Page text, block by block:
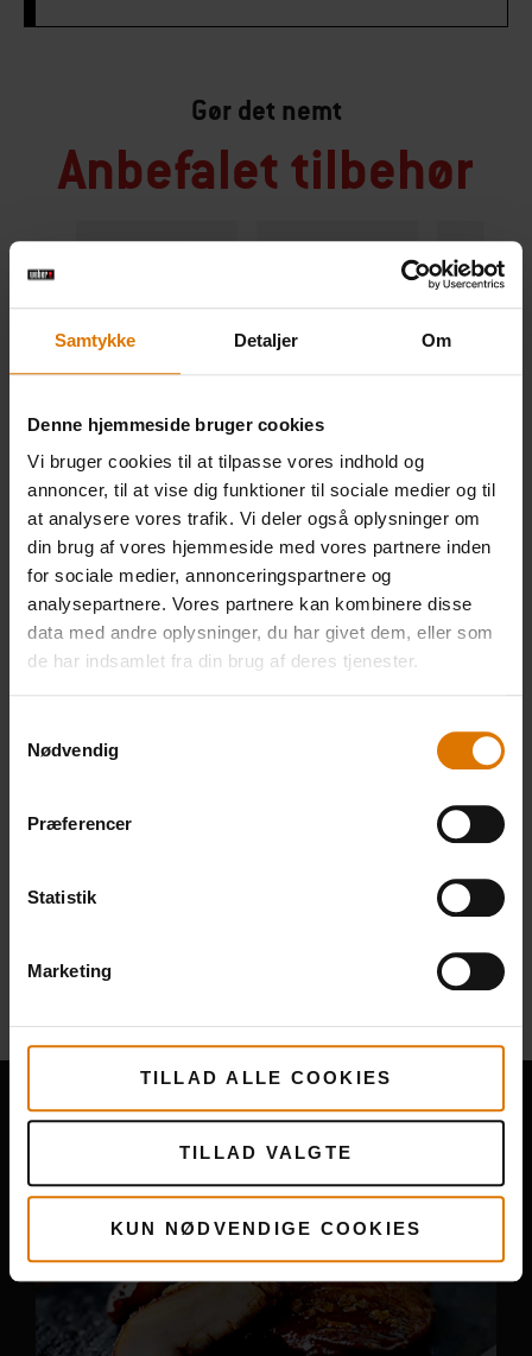
Samtykke Detaljer Om
Denne hjemmeside bruger cookies
Vi bruger cookies til at tilpasse vores indhold og
annoncer, til at vise dig funktioner til sociale medier og til
at analysere vores trafik. Vi deler også oplysninger om
din brug af vores hjemmeside med vores partnere inden
for sociale medier, annonceringspartnere og
analysepartnere. Vores partnere kan kombinere disse
data med andre oplysninger, du har givet dem, eller som
de har indsamlet fra din brug af deres tjenester.
Nødvendig
Præferencer
Statistik
Marketing
TILLAD ALLE COOKIES
TILLAD VALGTE
KUN NØDVENDIGE COOKIES
Gør det nemt
Anbefalet tilbehør
Se
mere
Se
Se
Flere opskrifter
Du måske også kunne lide